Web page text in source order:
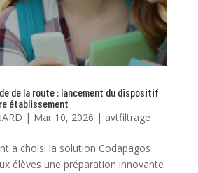
de la route : lancement du dispositif
établissement
| Mar 10, 2026 | avtfiltrage
a choisi la solution Codapagos
élèves une préparation innovante